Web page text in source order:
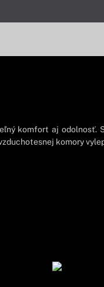
komfort aj odolnosť.
komory